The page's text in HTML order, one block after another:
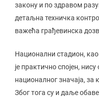
закону и по здравом
детаљна техничка
важећа грађевинска
Национални стадион, као
је практично спојен,
националног значаја, за
Због тога су и даље